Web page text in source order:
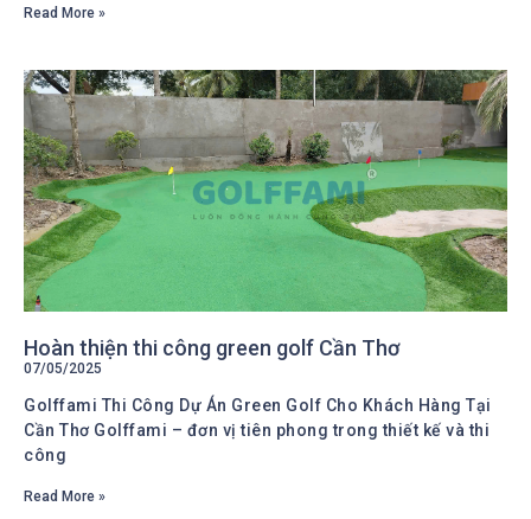
Read More »
Hoàn thiện thi công green golf Cần Thơ
07/05/2025
Golffami Thi Công Dự Án Green Golf Cho Khách Hàng Tại
Cần Thơ Golffami – đơn vị tiên phong trong thiết kế và thi
công
Read More »